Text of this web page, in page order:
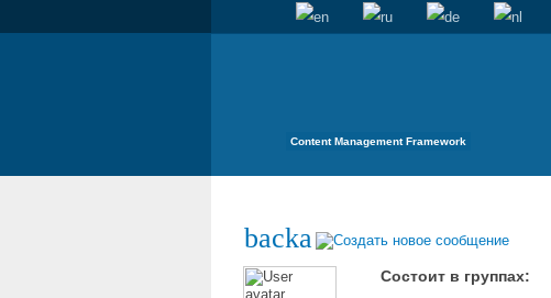
Content Management Framework
backa
Состоит в группах: